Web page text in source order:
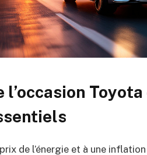
l’occasion
de l’énergie et à une